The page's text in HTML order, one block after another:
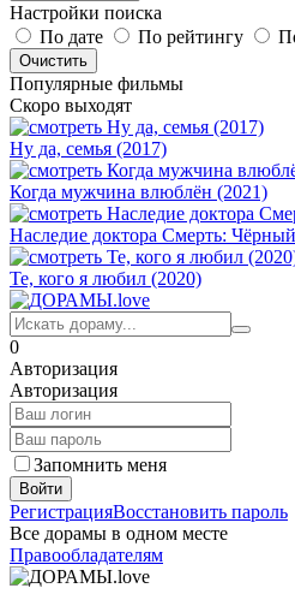
Настройки поиска
По дате
По рейтингу
Популярные фильмы
Скоро выходят
Ну да, семья (2017)
Когда мужчина влюблён (2021)
Наследие доктора Смерть:
Те, кого я любил (2020)
0
Авторизация
Авторизация
Запомнить меня
Войти
РегистрацияВосстановить пароль
Все дорамы в одном месте
Правообладателям